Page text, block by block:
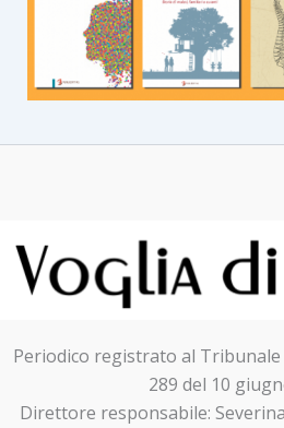
Periodico registrato al
289 del 10
Direttore responsabile: